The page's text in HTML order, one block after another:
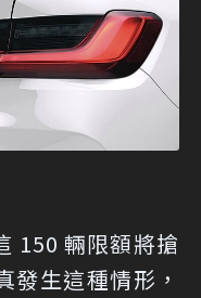
150 輛限額將搶
發生這種情形，